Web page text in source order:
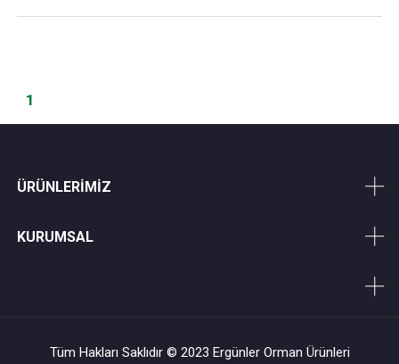
1
ÜRÜNLERİMİZ
KURUMSAL
Tüm Hakları Saklıdır © 2023 Ergünler Orman Ürünleri